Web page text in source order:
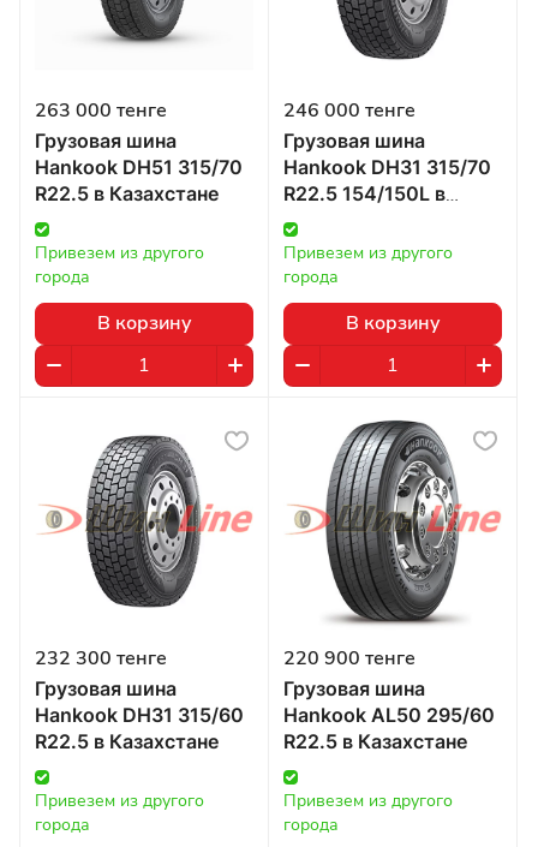
263 000 тенге
Грузовая шина
Hankook DH51 315/70
R22.5 в Казахстане
Привезем из другого
города
В корзину
246 000 тенге
Грузовая шина
Hankook DH31 315/70
R22.5 154/150L в
Казахстане
Привезем из другого
города
В корзину
232 300 тенге
Грузовая шина
Hankook DH31 315/60
R22.5 в Казахстане
Привезем из другого
города
220 900 тенге
Грузовая шина
Hankook AL50 295/60
R22.5 в Казахстане
Привезем из другого
города